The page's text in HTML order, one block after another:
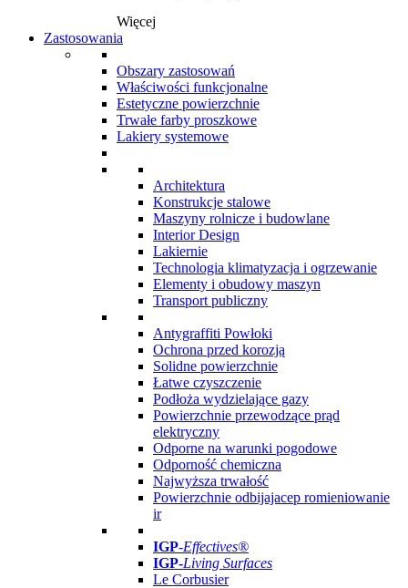
Więcej
Zastosowania
Obszary zastosowań
Właściwości funkcjonalne
Estetyczne powierzchnie
Trwałe farby proszkowe
Lakiery systemowe
Architektura
Konstrukcje stalowe
Maszyny rolnicze i budowlane
Interior Design
Lakiernie
Technologia klimatyzacja i ogrzewanie
Elementy i obudowy maszyn
Transport publiczny
Antygraffiti Powłoki
Ochrona przed korozją
Solidne powierzchnie
Łatwe czyszczenie
Podłoża wydzielające gazy
Powierzchnie przewodzące prąd
elektryczny
Odporne na warunki pogodowe
Odporność chemiczna
Najwyższa trwałość
Powierzchnie odbijajacep romieniowanie
ir
IGP-Effectives®
IGP-Living Surfaces
Le Corbusier